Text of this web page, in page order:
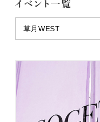
草月WEST